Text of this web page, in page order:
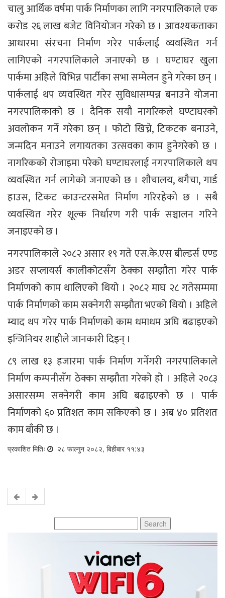
चालु आर्थिक वर्षमा पार्क निर्माणका लागि नगरपालिकाले एक
करोड २६ लाख बजेट विनियोजन गरेको छ । आवश्यकताका
आधारमा संरचना निर्माण गरेर पार्कलाई व्यवस्थित गर्न
लागिएको नगरपालिकाले जनाएको छ । घण्टाघर खुला
पार्कमा अहिले विभिन्न पार्टीका सभा सम्मेलन हुने गरेका छन् ।
पार्कलाई थप व्यवस्थित गरेर सुविधासम्पन्न बनाउने योजना
नगरपालिकाको छ । दैनिक सयौ नागरिकले घण्टाघरको
अवलोकन गर्ने गरेका छन् । फोटो खिच्ने, टिकटक बनाउने,
जन्मदिन मनाउने लगायतका उत्सवका काम हुनेगरेको छ ।
नागरिकको रोजाइमा परेको घण्टाघरलाई नगरपालिकाले थप
व्यवस्थित गर्न लागेको जनाएको छ । शौचालय, बगैचा, गार्ड
हाउस, टिकट काउन्टरसमेत निर्माण गरिरहेको छ । सबै
व्यवस्थित गरेर शूल्क निर्धारण गरी पार्क सञ्चालन गरिने
जनाइएको छ ।
नगरपालिकाले २०८२ असार १९ गते एस.के.एस बील्डर्स एण्ड
अडर सप्लायर्स कालीकोटसँग ठेक्का सम्झौता गरेर पार्क
निर्माणको काम थालिएको थियो । २०८२ माघ २८ गतेसम्ममा
पार्क निर्माणको काम सक्नेगरी सम्झौता भएको थियो । अहिले
म्याद थप गरेर पार्क निर्माणको काम धमाधम अघि बढाइएको
इन्जिनियर शाहीले जानकारी दिइन् ।
८९ लाख १३ हजारमा पार्क निर्माण गर्नेगरी नगरपालिकाले
निर्माण कम्पनीसँग ठेक्का सम्झौता गरेको हो । अहिले २०८३
असारसम्म सक्नेगरी काम अघि बढाइएको छ । पार्क
निर्माणको ६० प्रतिशत काम सकिएको छ । अब ४० प्रतिशत
काम बाँकी छ ।
प्रकाशित मितिः २८ फाल्गुन २०८२, बिहीबार ११:४३
for: